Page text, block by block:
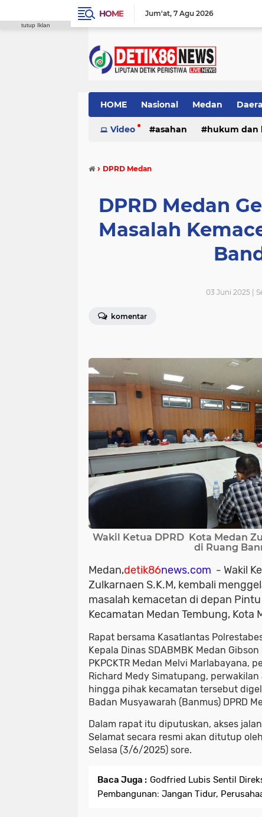
HOME Jum'at 7 Agu 2026
HOME Nasional Medan
Video asahan hukum dan
› DPRD Medan
DPRD Medan
Masalah
03 Juni 2025 |
komentar
Wakil Ketua DPRD Kota Medan
di Ruang
Medan,detik86news.com - Wakil
Zulkarnaen S.K.M, kembali
masalah kemacetan di depan
Kecamatan Medan Tembung, Kota
Rapat bersama Kasatlantas
Kepala Dinas SDABMBK Medan
PKPCKTR Medan Melvi Marlabayana,
Richard Medy Simatupang,
hingga pihak kecamatan tersebut
Badan Musyawarah (Banmus) DPRD
Dalam rapat itu diputuskan, akses
Selamat secara resmi akan ditutup
Selasa (3/6/2025) sore.
Baca Juga : Godfried Lubis Sentil
Pembangunan: Jangan Tidur,
tutup Iklan